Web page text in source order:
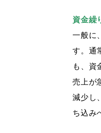
資金繰
一般に
す。通
も、資
売上が
減少し
ち込み